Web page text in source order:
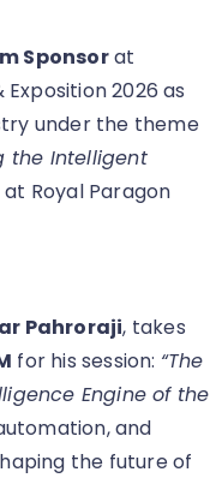
Sponsorat
2026 as
under the theme
the Intelligent
at Royal Paragon
Pahroraji, takes
for his session: “The
Engine of the
and
the future of